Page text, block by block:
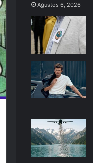
Ağustos 6, 2026